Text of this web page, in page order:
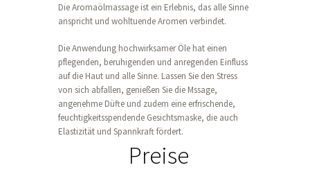
Die Aromaölmassage ist ein Erlebnis, das alle Sinne
anspricht und wohltuende Aromen verbindet.
Die Anwendung hochwirksamer Öle hat einen
pflegenden, beruhigenden und anregenden Einfluss
auf die Haut und alle Sinne. Lassen Sie den Stress
von sich abfallen, genießen Sie die Mssage,
angenehme Düfte und zudem eine erfrischende,
feuchtigkeitsspendende Gesichtsmaske, die auch
Elastizität und Spannkraft fördert.
Preise